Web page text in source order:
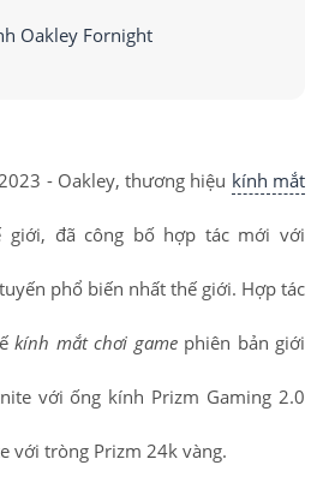
Oakley Fornight
- Oakley, thương hiệu kính mắt
đã công bố hợp tác mới với
phổ biến nhất thế giới. Hợp tác
kính mắt chơi gamephiên bản giới
với ống kính Prizm Gaming 2.0
với tròng Prizm 24k vàng.